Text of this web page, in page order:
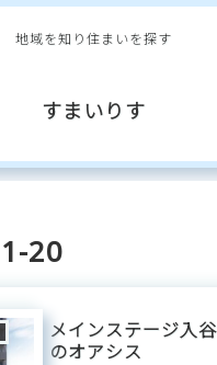
地域を知り住まいを探す
すまいりす
20
メインステージ入
のオアシス